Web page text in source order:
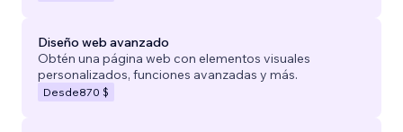
Diseño web avanzado
Obtén una página web con elementos visuales
personalizados, funciones avanzadas y más.
Desde870 $